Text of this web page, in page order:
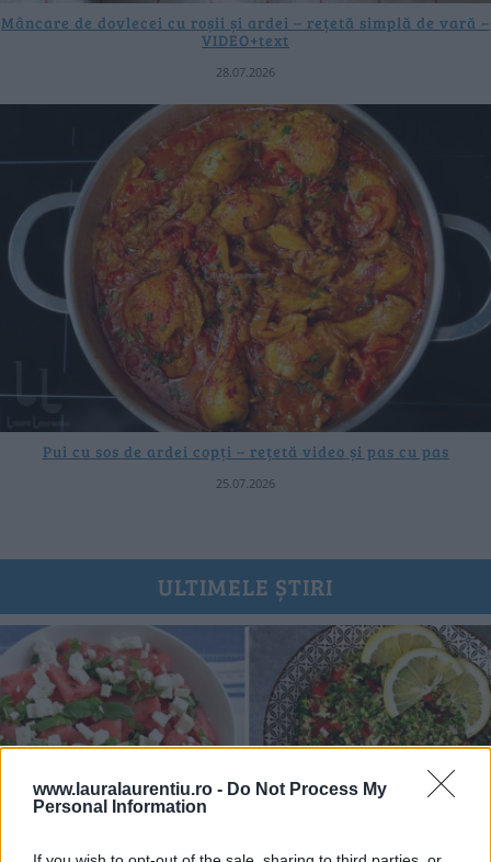
www.lauralaurentiu.ro - Do Not Process My
Personal Information
Mâncare de dovlecei cu roșii și ardei – rețetă simplă de vară –
VIDEO+text
28.07.2026
Pui cu sos de ardei copți – rețetă video și pas cu pas
25.07.2026
ULTIMELE ȘTIRI